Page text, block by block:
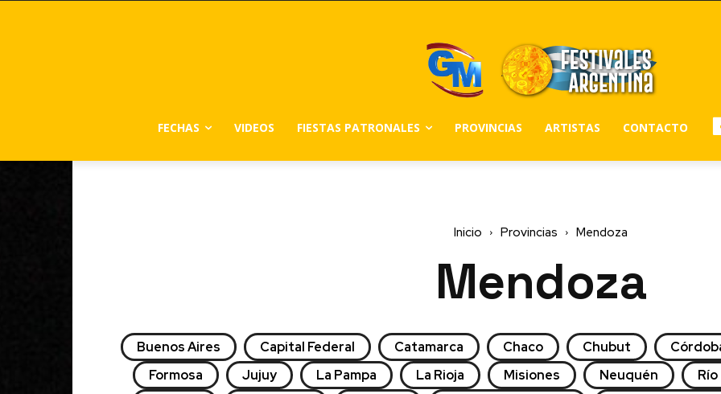
FECHAS VIDEOS FIESTAS PATRONALES PROVINCIAS ARTISTAS CONTACTO
Inicio Provincias Mendoza
Mendoza
Buenos Aires Capital Federal Catamarca Chaco Chubut
Formosa
Jujuy La Pampa La Rioja Misiones Neuquén